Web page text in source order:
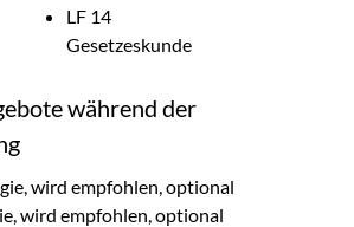
LF 14
Gesetzeskunde
während der
wird empfohlen, optional
wird empfohlen, optional